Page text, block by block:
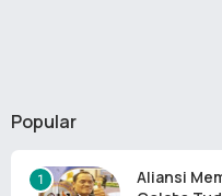
Popular
Aliansi